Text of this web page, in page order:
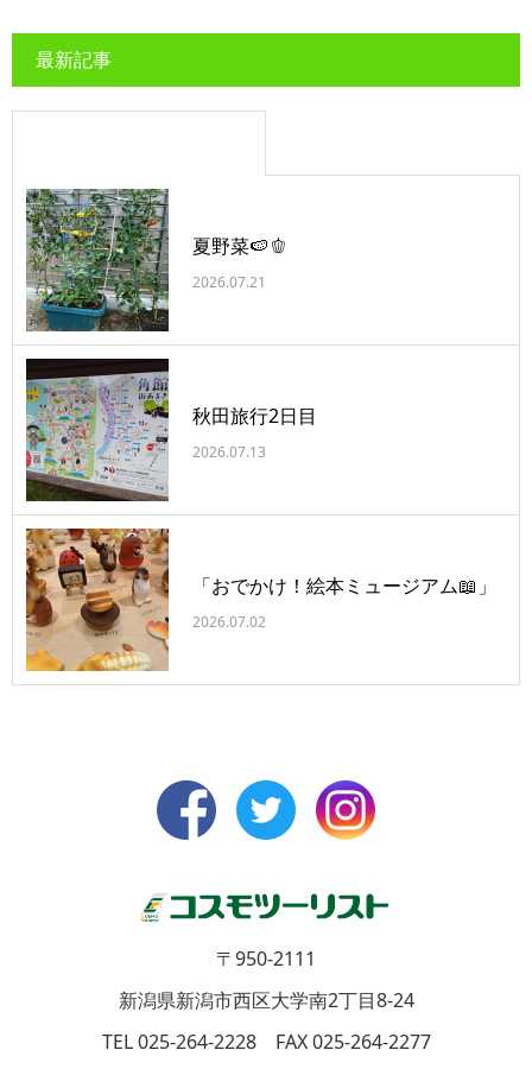
最新記事
夏野菜🍉🫑
2026.07.21
秋田旅行2日目
2026.07.13
「おでかけ！絵本ミュージアム📖」
2026.07.02
〒950-2111
新潟県新潟市西区大学南2丁目8-24
TEL 025-264-2228 FAX 025-264-2277